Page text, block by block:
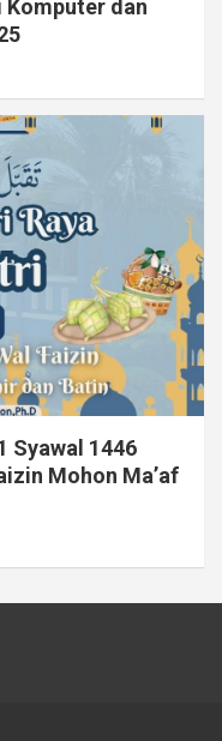
dan
Syawal 1446
Mohon Ma’af